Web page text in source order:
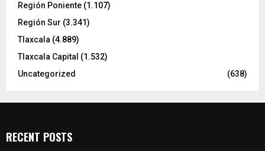
Región Poniente (1.107)
Región Sur (3.341)
Tlaxcala (4.889)
Tlaxcala Capital (1.532)
Uncategorized
(638)
RECENT POSTS